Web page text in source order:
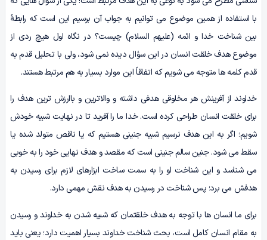
با استفاده از همین موضوع می توانیم به جواب آن برسیم این است که رابطۀ
بین شناخت خدا و ائمه (علیهم السلام) چیست؟ در نگاه اول هیچ ردی از
موضوع هدف خلقت انسان در این سؤال دیده نمی شود، ولی با تحلیل قدم به
قدم کلمه ها متوجه می شویم که اتفاقاً این موارد بسیار به هم مرتبط هستند.
خداوند از آفرینش هر مخلوقی هدفی داشته و والاترین و باارزش ترین هدف را
برای خلقت انسان طراحی کرده است. خدا ما را آفرید تا در نهایت شبیه خودش
شویم؛ اگر به این هدف نرسیم شبیه جنینی هستیم که یا ناقص متولد شده یا
سقط می شود. جنین سالم جنینی است که مقصد و هدف نهایی خود را به خوبی
می شناسد و این شناخت او را به سمت ساخت ابزارهای لازم برای رسیدن به
هدفش می برد؛ پس شناخت در رسیدن به هدف نقش مهمی دارد.
برای ما انسان ها با توجه به هدف خلقتمان که شبیه شدن به خداوند و رسیدن
به مقام انسان کامل است، بحث شناخت خداوند بسیار اهمیت دارد؛ یعنی باید